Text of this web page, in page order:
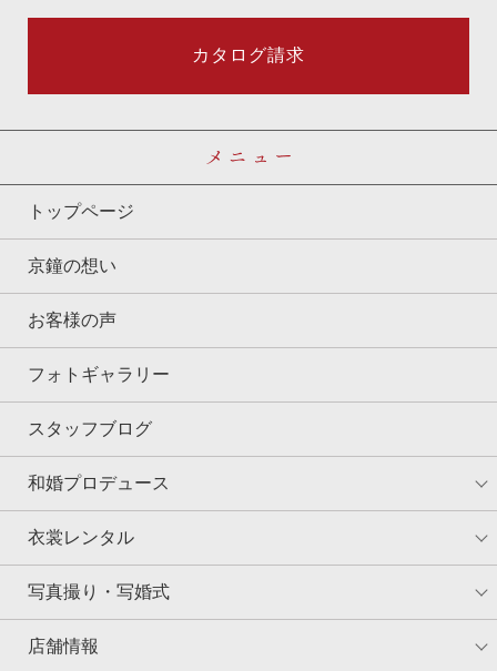
カタログ請求
トップページ
京鐘の想い
お客様の声
フォトギャラリー
スタッフブログ
和婚プロデュース
衣裳レンタル
写真撮り・写婚式
店舗情報